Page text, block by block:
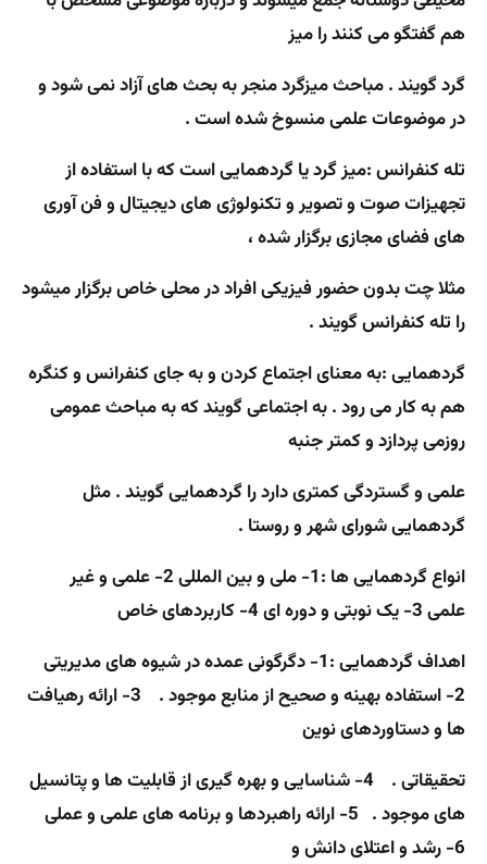
هم گفتگو می کنند را میز
گرد گویند . مباحث میزگرد منجر به بحث های آزاد نمی شود و
در موضوعات علمی منسوخ شده است .
تله کنفرانس :میز گرد یا گردهمایی است که با استفاده از
تجهیزات صوت و تصویر و تکنولوژی های دیجیتال و فن آوری
های فضای مجازی برگزار شده ،
مثلا چت بدون حضور فیزیکی افراد در محلی خاص برگزار میشود
را تله کنفرانس گویند .
گردهمایی :به معنای اجتماع کردن و به جای کنفرانس و کنگره
هم به کار می رود . به اجتماعی گویند که به مباحث عمومی
روزمی پردازد و کمتر جنبه
علمی و گستردگی کمتری دارد را گردهمایی گویند . مثل
گردهمایی شورای شهر و روستا .
انواع گردهمایی ها :1- ملی و بین المللی
2- علمی و غیر
علمی
اهداف گردهمایی : 1- دگرگونی عمده در شیوه های مدیریتی
2- استفاده بهینه و صحیح از منابع موجود . 3- ارائه رهیافت
ها و دستاوردهای نوین
تحقیقاتی . 4- شناسایی و بهره گیری از قابلیت ها و پتانسیل
های موجود . 5- ارائه راهبردها و برنامه های علمی و عملی
6- رشد و اعتلای دانش و